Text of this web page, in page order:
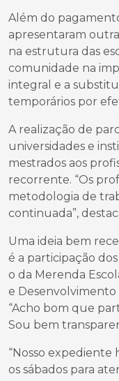
Além do
apresentaram
na estrutura das
comunidade na
integral e a
temporários por
A realização de
universidades e
mestrados aos
recorrente. “Os
metodologia de
continuada”,
Uma ideia bem
é a participação
o da Merenda
e Desenvolvimento
“Acho bom que
Sou bem
“Nosso expediente
os sábados para